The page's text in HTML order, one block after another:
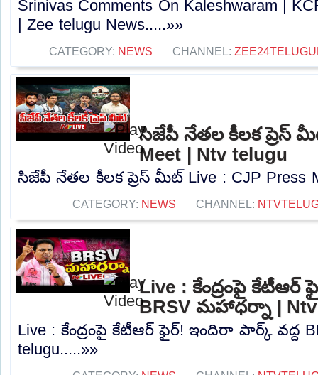
Srinivas Comments On Kaleshwaram |
| Zee telugu News.....»»
CATEGORY: NEWS CHANNEL:
సిజేపీ నేతల కీలక ప్రెస్
Meet | Ntv telugu
సిజేపీ నేతల కీలక ప్రెస్ మీట్ Live : CJP Press
CATEGORY: NEWS CHANNEL:
Live : కేంద్రంపై కేటీఆర్
BRSV మహాధర్నా |
Live : కేంద్రంపై కేటీఆర్ ఫైర్! ఇందిరా పార్క్ వద్ద
telugu.....»»